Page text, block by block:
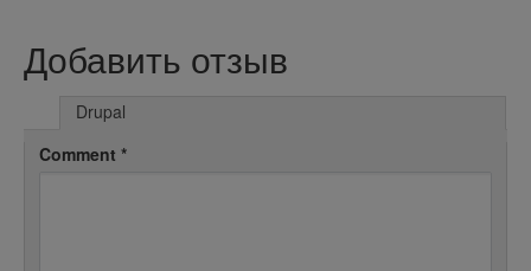
Добавить отзыв
Drupal
Comment *